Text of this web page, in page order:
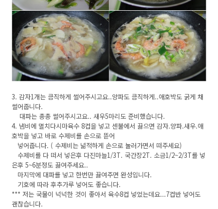
3. 감자1개는 큼직하게 썰어주시고요..양파도 큼직하게..애호박도 굵게 채
썰어줍니다.
대파는 총총 썰어주시고요.. 새우5마리도 준비했습니다.
4. 냄비에 멸치다시마육수 8컵을 넣고 센불에서 끓으면 감자.양파.새우.애
호박을 넣고 바로 수제비를 손으로 뜯어
넣어줍니다. ( 수제비는 넒적하게 손으로 눌러가면서 떠주세요)
수제비를 다 떠서 넣은후 다진마늘1/3T. 국간장2T. 소금1/2~2/3T를 넣
은후 5~6분정도 끓여주세요..
마지막에 대파를 넣고 한번만 끓여주면 완성입니다.
기호에 따라 후추가루 넣어도 좋습니다.
*** 저는 국물이 넉넉한 것이 좋아서 육수8컵 넣었는데요...7컵반 넣어도
괜찮습니다.